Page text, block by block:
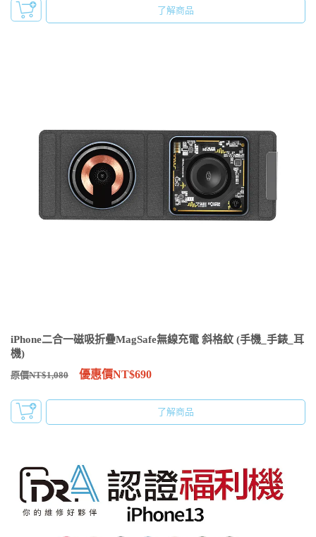
了解商品
iPhone二合一磁吸折疊MagSafe無線充電 斜格紋 (手機_手錶_耳
機)
原價NT$1,080 優惠價NT$690
了解商品